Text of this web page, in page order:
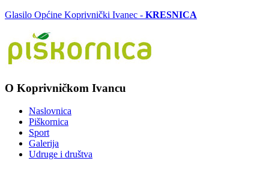
Glasilo Općine Koprivnički Ivanec - KRESNICA
O Koprivničkom Ivancu
Naslovnica
Piškornica
Sport
Galerija
Udruge i društva